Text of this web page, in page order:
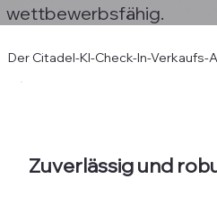
wettbewerbsfähig.
Der Citadel-KI-Check-In-Verkaufs-
Zuverlässig und